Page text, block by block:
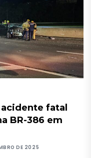
fatal
BR-386 em
DE 2025